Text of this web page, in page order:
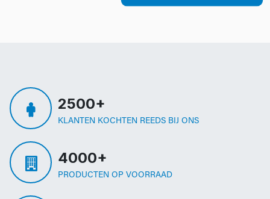
2500+
KLANTEN KOCHTEN REEDS BIJ ONS
4000+
PRODUCTEN OP VOORRAAD